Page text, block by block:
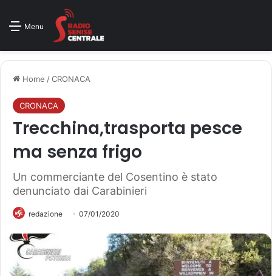
Menu
Home /CRONACA
CRONACA
Trecchina,trasporta pesce
ma senza frigo
Un commerciante del Cosentino è stato
denunciato dai Carabinieri
redazione 07/01/2020